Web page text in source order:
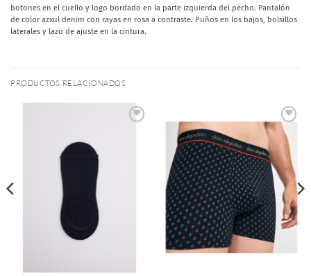
botones en el cuello y logo bordado en la parte izquierda del pecho. Pantalón
de color azxul denim con rayas en rosa a contraste. Puños en los bajos, bolsillos
laterales y lazo de ajuste en la cintura.
PRODUCTOS RELACIONADOS
Añadir
a la
lista de
deseos